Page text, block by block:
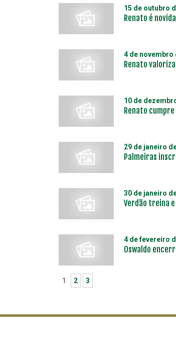
15 de outubro
Renato é
4 de novembro
Renato valoriza
10 de
Renato
29 de janeiro
Palmeiras
30 de janeiro
Verdão treina
4 de fevereiro
Oswaldo
1 2 3